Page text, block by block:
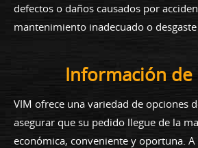
defectos o daños causados por
mantenimiento inadecuado o desgaste
Información de
VIM ofrece una variedad de opciones
asegurar que su pedido llegue de la
económica, conveniente y oportuna.